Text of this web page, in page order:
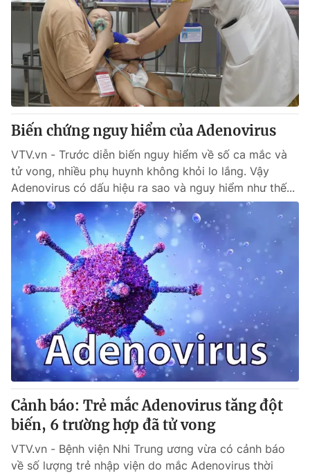
Biến chứng nguy hiểm của Adenovirus
VTV.vn - Trước diễn biến nguy hiểm về số ca mắc và
tử vong, nhiều phụ huynh không khỏi lo lắng. Vậy
Adenovirus có dấu hiệu ra sao và nguy hiểm như thế...
Cảnh báo: Trẻ mắc Adenovirus tăng đột
biến, 6 trường hợp đã tử vong
VTV.vn - Bệnh viện Nhi Trung ương vừa có cảnh báo
về số lượng trẻ nhập viện do mắc Adenovirus thời